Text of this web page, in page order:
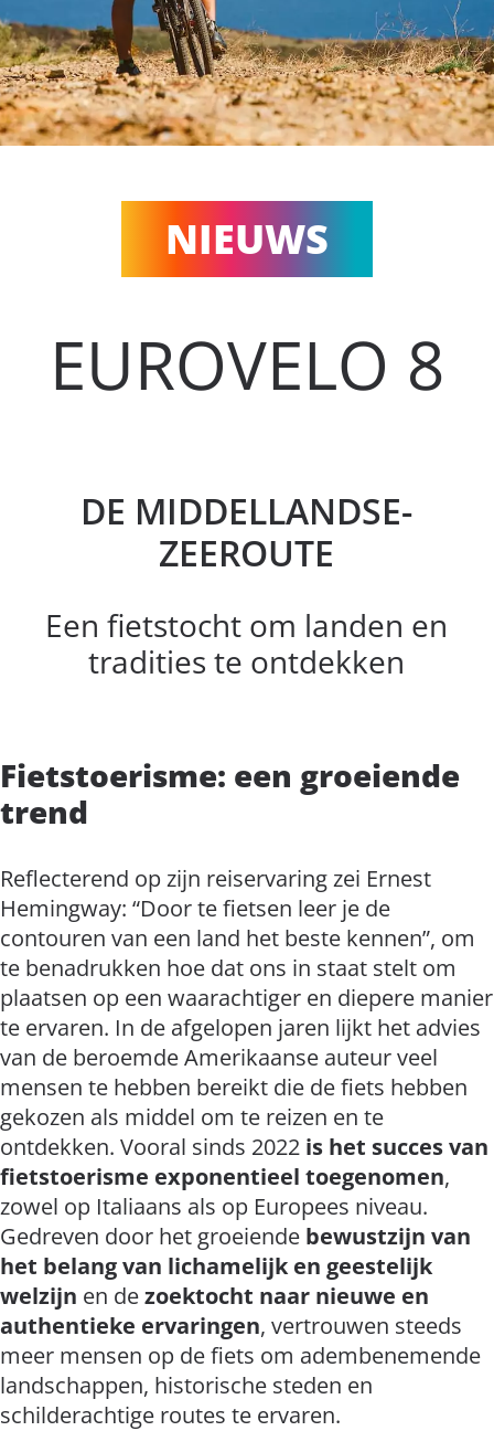
NIEUWS
EUROVELO 8
DE MIDDELLANDSE-
ZEEROUTE
Een fietstocht om landen en
tradities te ontdekken
Fietstoerisme: een groeiende
trend
Reflecterend op zijn reiservaring zei Ernest
Hemingway: “Door te fietsen leer je de
contouren van een land het beste kennen”, om
te benadrukken hoe dat ons in staat stelt om
plaatsen op een waarachtiger en diepere manier
te ervaren. In de afgelopen jaren lijkt het advies
van de beroemde Amerikaanse auteur veel
mensen te hebben bereikt die de fiets hebben
gekozen als middel om te reizen en te
ontdekken. Vooral sinds 2022 is het succes van
fietstoerisme exponentieel toegenomen,
zowel op Italiaans als op Europees niveau.
Gedreven door het groeiende bewustzijn van
het belang van lichamelijk en geestelijk
welzijn en dezoektocht naar nieuwe en
authentieke ervaringen, vertrouwen steeds
meer mensen op de fiets om adembenemende
landschappen, historische steden en
schilderachtige routes te ervaren.